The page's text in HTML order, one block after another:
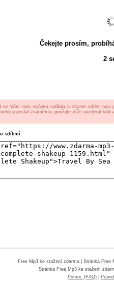
Čekejte prosím,
2
se Vám tato stránka zalíbila a chcete sdílet tuto
nebo ji poslat známému, použijte níže uvedený
sdílení:
Free Mp3 ke stažení zdarma| Stránka Free
Stránka Free Mp3 ke stažení
Pomoc (FAQ)